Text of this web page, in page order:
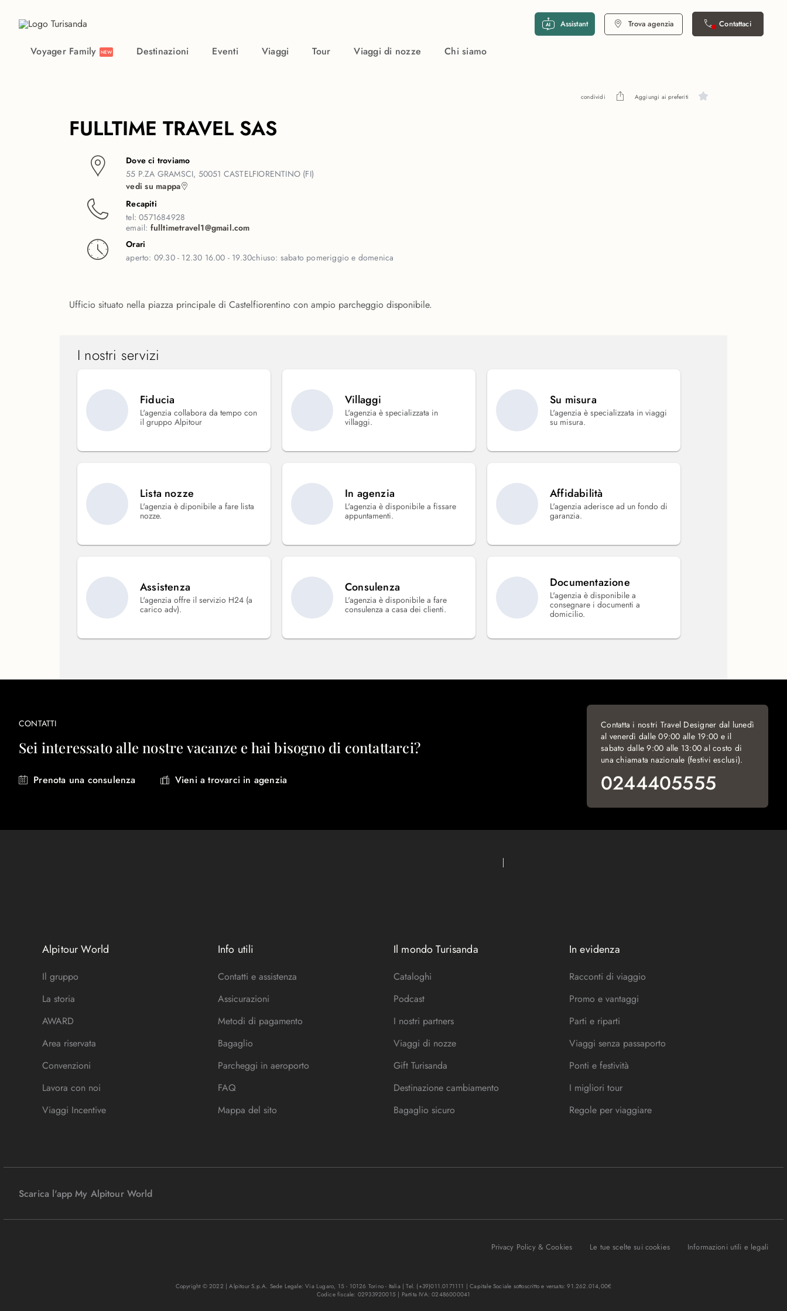
Assistant Trova agenzia Contattaci
Voyager Family NEW Destinazioni Eventi Viaggi Tour Viaggi di nozze Chi siamo
condividi Aggiungi ai preferiti
FULLTIME TRAVEL SAS
Dove ci troviamo
55 P.ZA GRAMSCI, 50051 CASTELFIORENTINO (FI)
vedi su mappa
Recapiti
tel:0571684928
email: fulltimetravel1@gmail.com
Orari
aperto: 09.30 - 12.30 16.00 - 19.30chiuso: sabato pomeriggio e domenica
Ufficio situato nella piazza principale di Castelfiorentino con ampio parcheggio disponibile.
I nostri servizi
Fiducia
L'agenzia collabora da tempo con
il gruppo Alpitour
Villaggi
L'agenzia è specializzata in
villaggi.
Su misura
L'agenzia è specializzata in viaggi
su misura.
Lista nozze
L'agenzia è diponibile a fare lista
nozze.
In agenzia
L'agenzia è disponibile a fissare
appuntamenti.
Affidabilità
L'agenzia aderisce ad un fondo di
garanzia.
Assistenza
L'agenzia offre il servizio H24 (a
carico adv).
Consulenza
L'agenzia è disponibile a fare
consulenza a casa dei clienti.
Documentazione
L'agenzia è disponibile a
consegnare i documenti a
domicilio.
CONTATTI
Sei interessato alle nostre vacanze e hai bisogno di contattarci?
Prenota una consulenza Vieni a trovarci in agenzia
Contatta i nostri Travel Designer dal lunedì
al venerdì dalle 09:00 alle 19:00 e il
sabato dalle 9:00 alle 13:00 al costo di
una chiamata nazionale (festivi esclusi).
0244405555
Alpitour World
Il gruppo
La storia
AWARD
Area riservata
Convenzioni
Lavora con noi
Viaggi Incentive
Info utili
Contatti e assistenza
Assicurazioni
Metodi di pagamento
Bagaglio
Parcheggi in aeroporto
FAQ
Mappa del sito
Il mondo Turisanda
Cataloghi
Podcast
I nostri partners
Viaggi di nozze
Gift Turisanda
Destinazione cambiamento
Bagaglio sicuro
In evidenza
Racconti di viaggio
Promo e vantaggi
Parti e riparti
Viaggi senza passaporto
Ponti e festività
I migliori tour
Regole per viaggiare
Scarica l'app My Alpitour World
Privacy Policy & Cookies Le tue scelte sui cookies Informazioni utili e legali
Copyright © 2022 | Alpitour S.p.A. Sede Legale: Via Lugaro, 15 - 10126 Torino - Italia | Tel. (+39)011.0171111 | Capitale Sociale sottoscritto e versato: 91.262.014,00€
Codice fiscale: 02933920015 | Partita IVA: 02486000041